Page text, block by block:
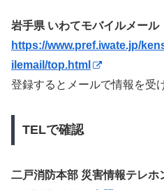
岩手県 いわてモバイルメール
https://www.pref.iwate.jp/
ilemail/top.html
登録するとメールで情報を受
TELで確認
二戸消防本部 災害情報テレホ